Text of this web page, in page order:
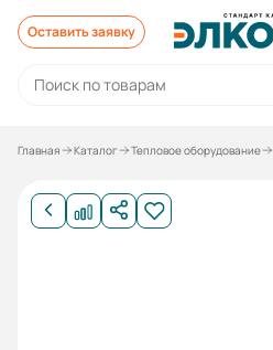
Оставить заявку
Главная Каталог Тепловое оборудование